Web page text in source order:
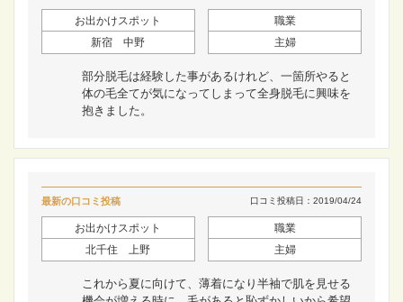
お出かけスポット
新宿 中野
職業
主婦
部分脱毛は経験した事があるけれど、一箇所やると
体の毛全てが気になってしまって全身脱毛に興味を
抱きました。
最新の口コミ投稿 口コミ投稿日：2019/04/24
お出かけスポット
北千住 上野
職業
主婦
これから夏に向けて、薄着になり半袖で肌を見せる